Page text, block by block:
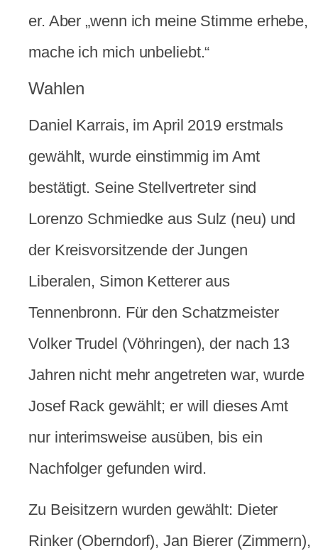
er. Aber „wenn ich meine Stimme erhebe,
mache ich mich unbeliebt.“
Wahlen
Daniel Karrais, im April 2019 erstmals
gewählt, wurde einstimmig im Amt
bestätigt. Seine Stellvertreter sind
Lorenzo Schmiedke aus Sulz (neu) und
der Kreisvorsitzende der Jungen
Liberalen, Simon Ketterer aus
Tennenbronn. Für den Schatzmeister
Volker Trudel (Vöhringen), der nach 13
Jahren nicht mehr angetreten war, wurde
Josef Rack gewählt; er will dieses Amt
nur interimsweise ausüben, bis ein
Nachfolger gefunden wird.
Zu Beisitzern wurden gewählt: Dieter
Rinker (Oberndorf), Jan Bierer (Zimmern),